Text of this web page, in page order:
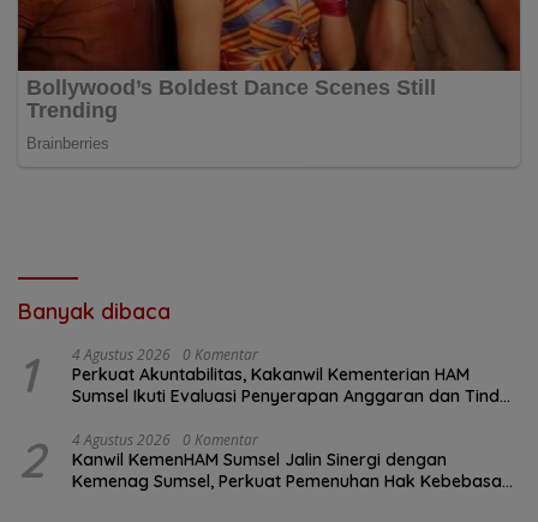
Banyak dibaca
1 4 Agustus 2026 0 Komentar
Perkuat Akuntabilitas, Kakanwil Kementerian HAM
Sumsel Ikuti Evaluasi Penyerapan Anggaran dan Tindak
2 4 Agustus 2026 0 Komentar
Kanwil KemenHAM Sumsel Jalin Sinergi dengan
Kemenag Sumsel, Perkuat Pemenuhan Hak Kebebasan